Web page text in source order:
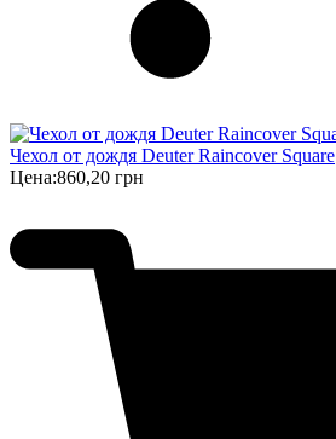
Чехол от дождя Deuter Raincover Square
Цена:860,20 грн